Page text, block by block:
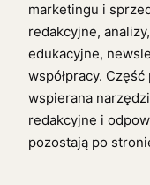
marketingu i
redakcyjne,
edukacyjne,
współpracy.
wspierana
redakcyjne i
pozostają po